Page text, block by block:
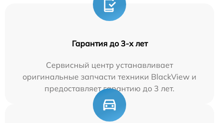
Гарантия до 3-х лет
Сервисный центр устанавливает
оригинальные запчасти техники BlackView и
предоставляет гарантию до 3 лет.